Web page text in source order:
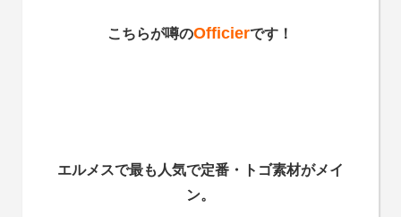
こちらが噂のOfficierです！
エルメスで最も人気で定番・トゴ素材がメイ
ン。